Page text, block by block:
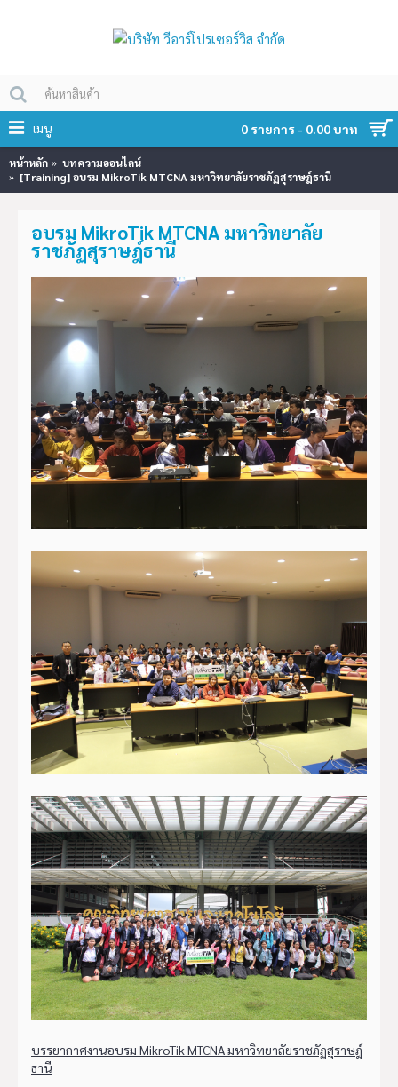
0 รายการ - 0.00 บาท
เมนู
หน้าหลัก
บทความออนไลน์
[Training] อบรม MikroTik MTCNA มหาวิทยาลัยราชภัฏสุราษฎ์ธานี
อบรม MikroTik MTCNA มหาวิทยาลัย
ราชภัฏสุราษฎ์ธานี
บรรยากาศงานอบรม MikroTik MTCNA มหาวิทยาลัยราชภัฏสุราษฎ์
ธานี